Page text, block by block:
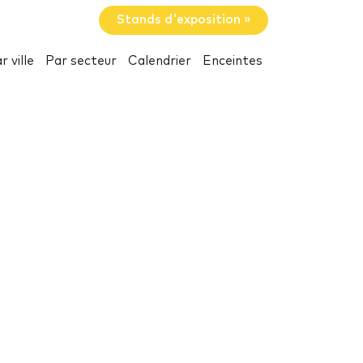
Stands d'exposition »
ville Par secteur Calendrier Enceintes